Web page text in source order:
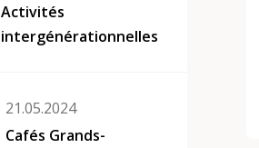
Activités
intergénérationnelles
21.05.2024
Cafés Grands-